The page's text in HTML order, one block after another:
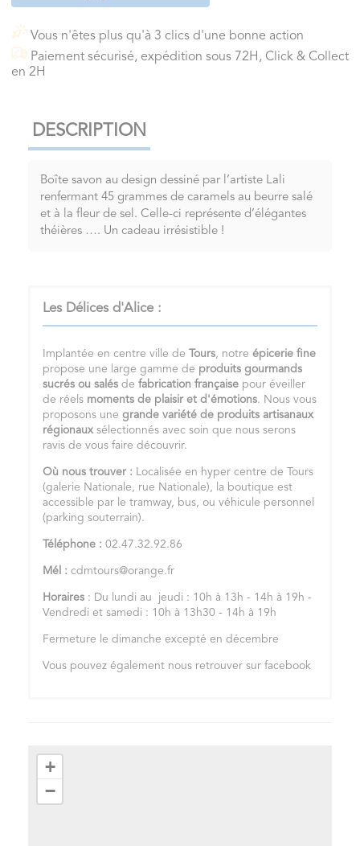
Vous n'êtes plus qu'à 3 clics d'une bonne action
Paiement sécurisé, expédition sous 72H, Click & Collect
en 2H
DESCRIPTION
Boîte savon au design dessiné par l’artiste Lali
renfermant 45 grammes de caramels au beurre salé
et à la fleur de sel. Celle-ci représente d’élégantes
théières …. Un cadeau irrésistible !
Les Délices d'Alice :
Implantée en centre ville de Tours, notre épicerie fine
propose une large gamme de produits gourmands
sucrés ou salés de fabrication française pour éveiller
de réels moments de plaisir et d'émotions. Nous vous
proposons une grande variété de produits artisanaux
régionaux sélectionnés avec soin que nous serons
ravis de vous faire découvrir.
Où nous trouver : Localisée en hyper centre de Tours
(galerie Nationale, rue Nationale), la boutique est
accessible par le tramway, bus, ou véhicule personnel
(parking souterrain).
Téléphone : 02.47.32.92.86
Mél : cdmtours@orange.fr
Horaires : Du lundi au jeudi : 10h à 13h - 14h à 19h -
Vendredi et samedi : 10h à 13h30 - 14h à 19h
Fermeture le dimanche excepté en décembre
Vous pouvez également nous retrouver sur facebook
+
−